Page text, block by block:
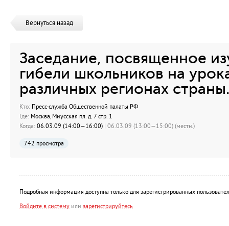
Вернуться назад
Заседание, посвященное
гибели школьников на
различных регионах страны.
Кто: Пресс-служба Общественной палаты РФ
Где: Москва, Миусская пл. д. 7 стр. 1
Когда: 06.03.09 (14:00—16:00) | 06.03.09 (13:00—15:00) (местн.)
742 просмотра
Подробная информация доступна только для зарегистрированных
Войдите в систему или зарегистрируйтесь